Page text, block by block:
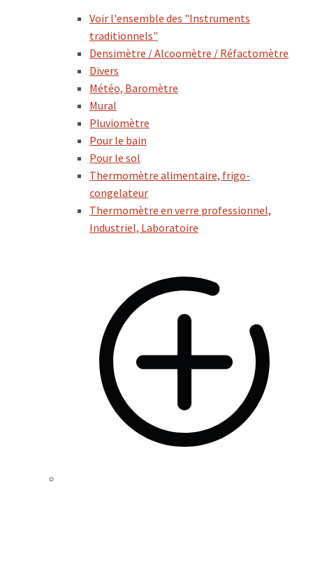
Voir l'ensemble des "Instruments
traditionnels"
Densimètre / Alcoomètre / Réfactomètre
Divers
Météo, Baromètre
Mural
Pluviomètre
Pour le bain
Pour le sol
Thermomètre alimentaire, frigo-
congelateur
Thermomètre en verre professionnel,
Industriel, Laboratoire